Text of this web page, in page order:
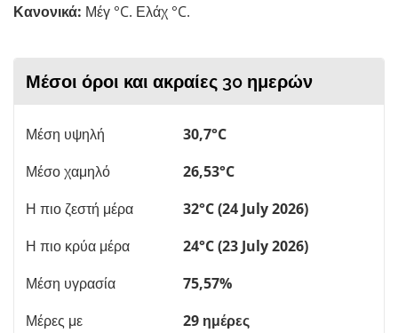
Κανονικά: Μέγ °C. Ελάχ °C.
Μέσοι όροι και ακραίες 30 ημερών
Μέση υψηλή
30,7°C
Μέσο χαμηλό
26,53°C
Η πιο ζεστή μέρα
32°C (24 July 2026)
Η πιο κρύα μέρα
24°C (23 July 2026)
Μέση υγρασία
75,57%
Μέρες με
29 ημέρες